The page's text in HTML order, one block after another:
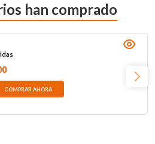
han comprado
COMPRAR AHORA